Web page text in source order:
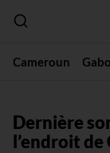
Cameroun
Dernière
l’endroit